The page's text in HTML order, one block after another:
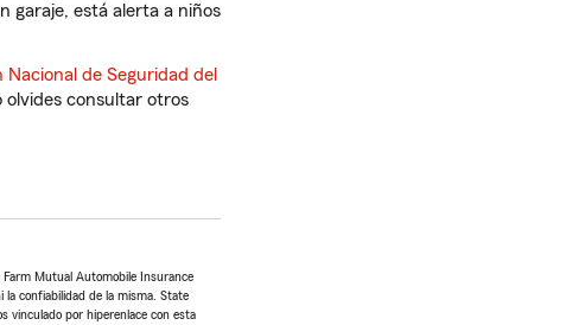
garaje, está alerta a niños
de Seguridad del
olvides consultar otros
Farm Mutual Automobile Insurance
la confiabilidad de la misma. State
vinculado por hiperenlace con esta